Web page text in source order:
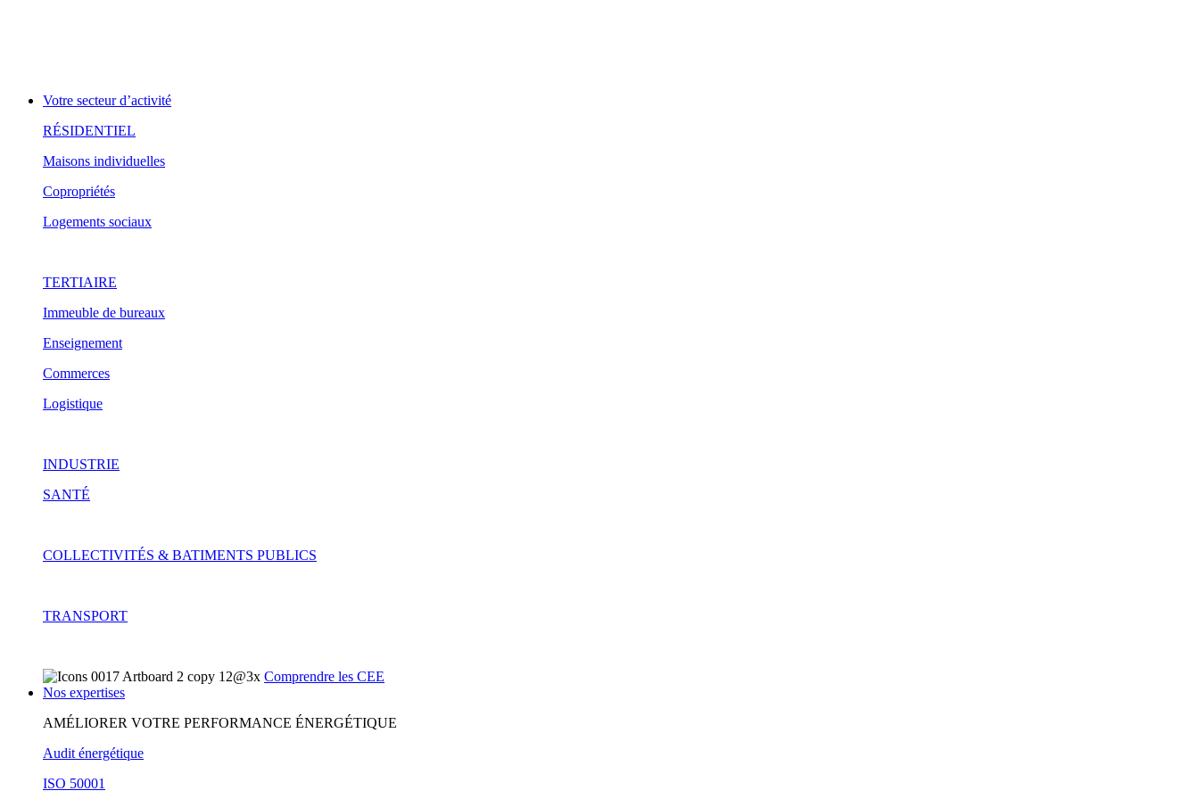
Votre secteur d’activité
RÉSIDENTIEL
Maisons individuelles
Copropriétés
Logements sociaux
TERTIAIRE
Immeuble de bureaux
Enseignement
Commerces
Logistique
INDUSTRIE
SANTÉ
COLLECTIVITÉS & BATIMENTS PUBLICS
TRANSPORT
Comprendre les CEE
Nos expertises
AMÉLIORER VOTRE PERFORMANCE ÉNERGÉTIQUE
Audit énergétique
ISO 50001